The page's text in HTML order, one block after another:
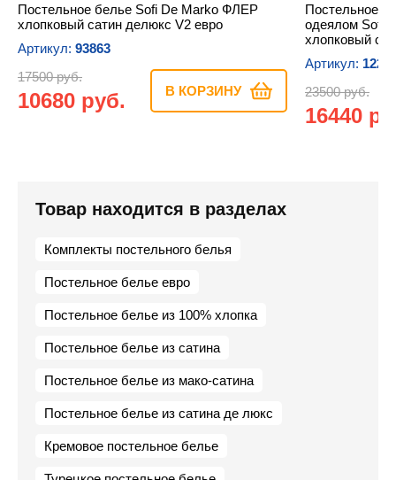
Постельное белье Sofi De Marko ФЛЕР
хлопковый сатин делюкс V2 евро
Артикул: 93863
17500 руб.
10680 руб. В КОРЗИНУ
Постельное
одеялом Sofi
хлопковый
Артикул:
23500 руб.
16440
Товар находится в разделах
Комплекты постельного белья
Постельное белье евро
Постельное белье из 100% хлопка
Постельное белье из сатина
Постельное белье из мако-сатина
Постельное белье из сатина де люкс
Кремовое постельное белье